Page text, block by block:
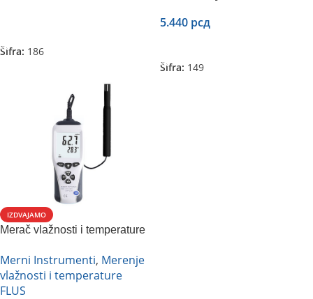
Šifra: 186
5.440 рсд
Šifra: 149
IZDVAJAMO
Merač vlažnosti i temperature
951 W
Merni Instrumenti, Merenje
vlažnosti i temperature
FLUS